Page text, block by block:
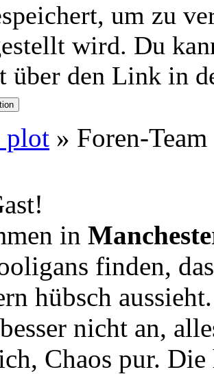
um zu
wird. Du
über den Link in
plot » Foren-Team
in
finden,
hübsch
nicht an,
Chaos pur. Die